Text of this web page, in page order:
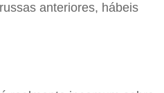
anteriores, hábeis